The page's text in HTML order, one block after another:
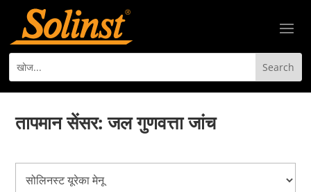
तापमान सेंसर: जल गुणवत्ता जांच